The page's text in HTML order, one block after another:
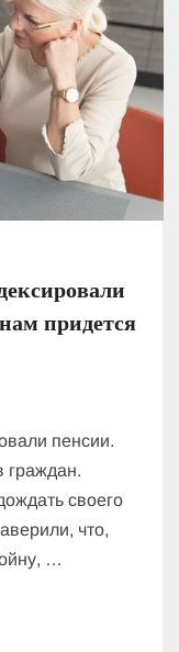
придется
пенсии.
граждан.
своего
что,
…